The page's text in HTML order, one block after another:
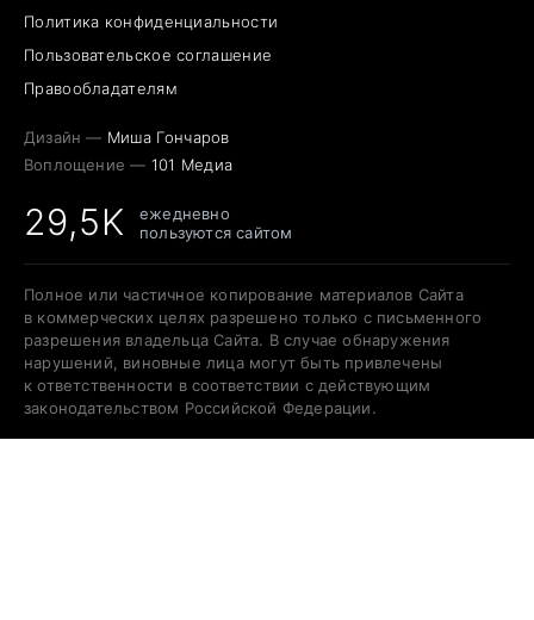
Политика конфиденциальности
Пользовательское соглашение
Правообладателям
Дизайн — Миша Гончаров
Воплощение — 101 Медиа
29,5K
ежедневно
пользуются сайтом
Полное или частичное копирование материалов Сайта
в коммерческих целях разрешено только с письменного
разрешения владельца Сайта. В случае обнаружения
нарушений, виновные лица могут быть привлечены
к ответственности в соответствии с действующим
законодательством Российской Федерации.